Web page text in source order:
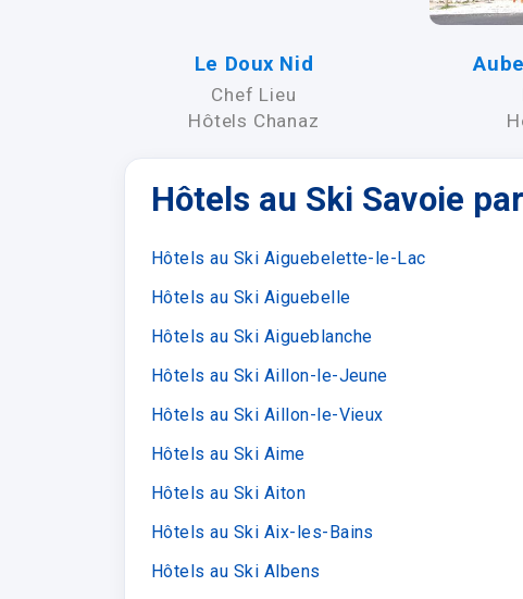
Le Doux Nid
Chef Lieu
Hôtels Chanaz
Hôtels au Ski Savoie
Hôtels au Ski Aiguebelette-le-Lac
Hôtels au Ski Aiguebelle
Hôtels au Ski Aigueblanche
Hôtels au Ski Aillon-le-Jeune
Hôtels au Ski Aillon-le-Vieux
Hôtels au Ski Aime
Hôtels au Ski Aiton
Hôtels au Ski Aix-les-Bains
Hôtels au Ski Albens